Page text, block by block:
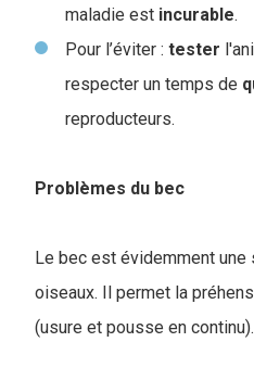
maladie est incurable.
Pour l’éviter : tester
respecter un temps de
reproducteurs.
Problèmes du bec
Le bec est évidemment
oiseaux. Il permet la
(usure et pousse en continu).